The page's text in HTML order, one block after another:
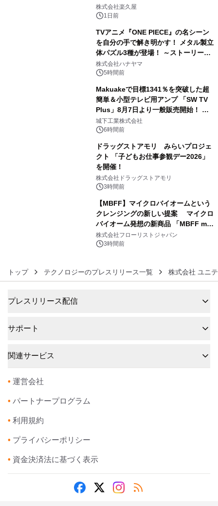
メニューを提供
株式会社楽久屋
1日前
TVアニメ『ONE PIECE』の名シーン
を自分の手で解き明かす！ メタル製立
体パズル3種が登場！ ～ストーリーと
ギミックが融合した 大人の体験型パズ
ルが8月7日(金)12時より先行予約受付
株式会社ハナヤマ
5時間前
Makuakeで目標1341％を突破した超
簡単＆小型テレビ用アンプ 「SW TV
Plus」8月7日より一般販売開始！ ケ
ーブル1本つなぐだけ、テレビの音が
ぐっと豊かに
城下工業株式会社
6時間前
ドラッグストアモリ みらいプロジェ
クト 「子どもお仕事参観デー2026」
を開催！
株式会社ドラッグストアモリ
3時間前
【MBFF】マイクロバイオームという
クレンジングの新しい提案 マイクロ
バイオーム発想の新商品 「MBFF mb
クレンジングPRO」を2026年8月6日
発売
株式会社フローリストジャパン
3時間前
トップ テクノロジーのプレスリリース一覧 株式会社 ユニ
プレスリリース配信
サポート
関連サービス
• 運営会社
• パートナープログラム
• 利用規約
• プライバシーポリシー
• 資金決済法に基づく表示